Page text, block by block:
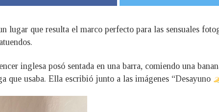
lugar que resulta el marco perfecto para las sensuales
inglesa posó sentada en una barra, comiendo una
que usaba. Ella escribió junto a las imágenes “Desayuno